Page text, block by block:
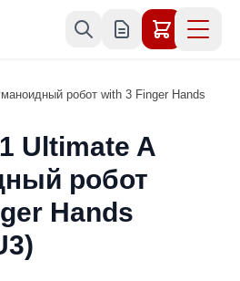
робот with 3 Finger Hands
Ultimate A
робот
Hands